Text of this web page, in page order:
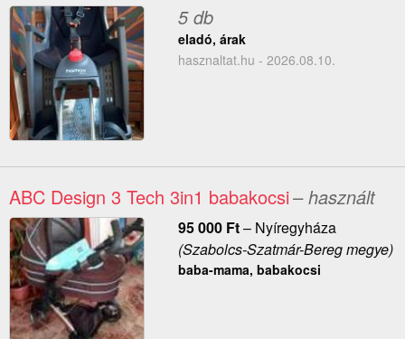
5 db
eladó, árak
hasznaltat.hu - 2026.08.10.
ABC Design 3 Tech 3in1 babakocsi– használt
95 000 Ft– Nyíregyháza
(Szabolcs-Szatmár-Bereg megye)
baba-mama, babakocsi